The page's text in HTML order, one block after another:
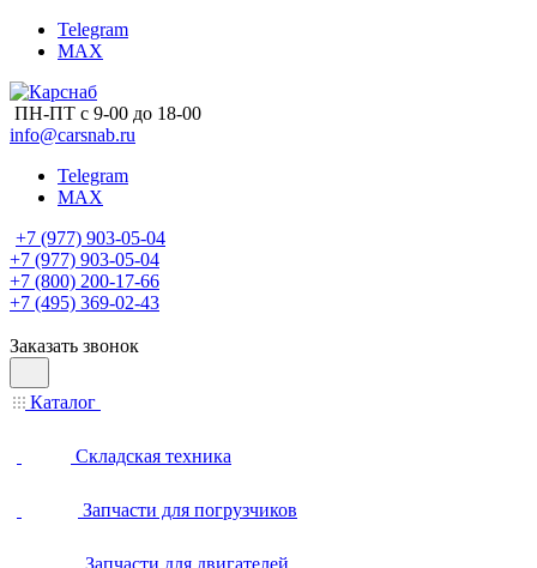
Telegram
MAX
ПН-ПТ с 9-00 до 18-00
info@carsnab.ru
Telegram
MAX
+7 (977) 903-05-04
+7 (977) 903-05-04
+7 (800) 200-17-66
+7 (495) 369-02-43
Заказать звонок
Каталог
Складская техника
Запчасти для погрузчиков
Запчасти для двигателей